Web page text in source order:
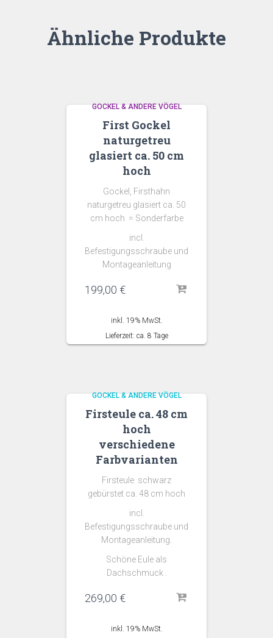
Ähnliche Produkte
GOCKEL & ANDERE VÖGEL
First Gockel
naturgetreu
glasiert ca. 50 cm
hoch
Gockel, Firsthahn
naturgetreu glasiert ca. 50
cm hoch = Sonderfarbe
incl.
Befestigungsschraube und
Montageanleitung
199,00 €
inkl. 19% MwSt.
Lieferzeit: ca. 8 Tage
GOCKEL & ANDERE VÖGEL
Firsteule ca. 48 cm
hoch
verschiedene
Farbvarianten
Firsteule schwarz
gebürstet ca. 48 cm hoch
incl.
Befestigungsschraube und
Montageanleitung.
Schöne Eule als
Dachschmuck .
269,00 €
inkl. 19% MwSt.